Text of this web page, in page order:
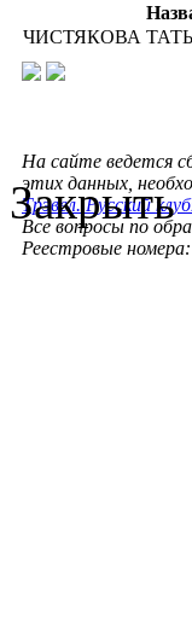
ЧИСТЯКОВА
На сайте ведется
этих данных,
Трэвел. Русский
Все вопросы по
Реестровые
Закрыть